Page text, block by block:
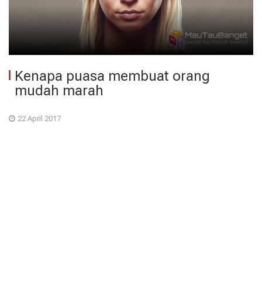
Kenapa puasa membuat orang
mudah marah
22 April 2017